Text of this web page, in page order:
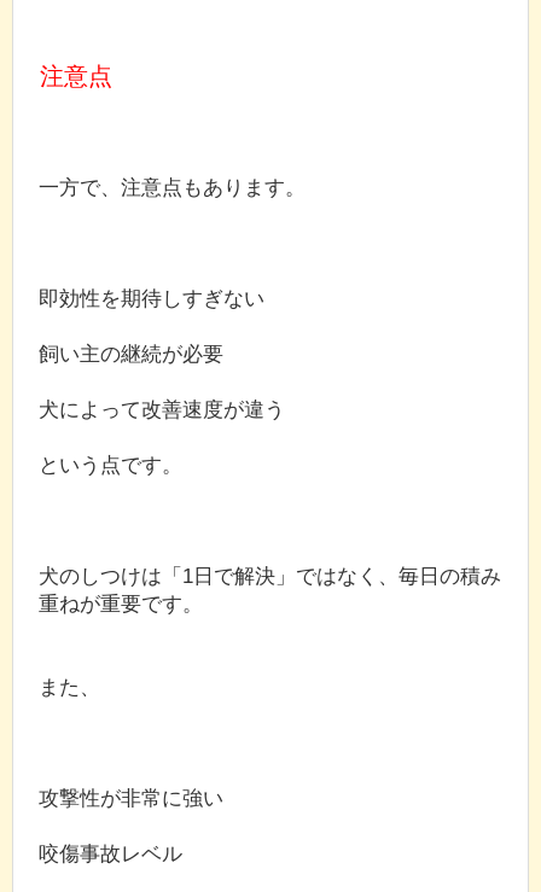
注意点
一方で、注意点もあります。
即効性を期待しすぎない
飼い主の継続が必要
犬によって改善速度が違う
という点です。
犬のしつけは「1日で解決」ではなく、毎日の積み
重ねが重要です。
また、
攻撃性が非常に強い
咬傷事故レベル